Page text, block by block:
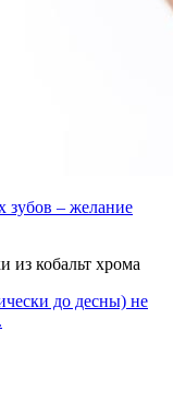
зубов – желание
до десны) не